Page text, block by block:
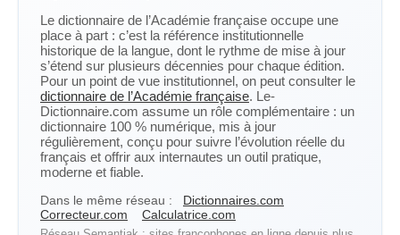
Le dictionnaire de l’Académie française occupe une
place à part : c’est la référence institutionnelle
historique de la langue, dont le rythme de mise à jour
s’étend sur plusieurs décennies pour chaque édition.
Pour un point de vue institutionnel, on peut consulter le
dictionnaire de l’Académie française. Le-
Dictionnaire.com assume un rôle complémentaire : un
dictionnaire 100 % numérique, mis à jour
régulièrement, conçu pour suivre l’évolution réelle du
français et offrir aux internautes un outil pratique,
moderne et fiable.
Dans le même réseau :
Dictionnaires.com
Correcteur.com
Calculatrice.com